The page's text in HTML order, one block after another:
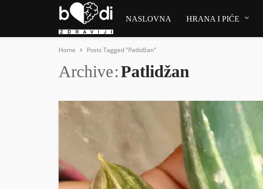
NASLOVNA HRANA I PIĆE
Home Posts Tagged "Patlidžan"
Archive Patlidžan